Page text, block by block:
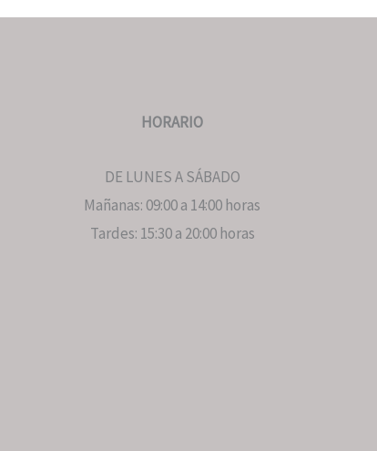
HORARIO
DE LUNES A SÁBADO
Mañanas: 09:00 a 14:00 horas
Tardes: 15:30 a 20:00 horas